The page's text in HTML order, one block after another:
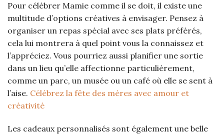
Pour célébrer Mamie comme il se doit, il existe une
multitude d’options créatives à envisager. Pensez à
organiser un repas spécial avec ses plats préférés,
cela lui montrera à quel point vous la connaissez et
l’appréciez. Vous pourriez aussi planifier une sortie
dans un lieu qu’elle affectionne particulièrement,
comme un parc, un musée ou un café où elle se sent à
l’aise. Célébrez la fête des mères avec amour et
créativité
Les cadeaux personnalisés sont également une belle